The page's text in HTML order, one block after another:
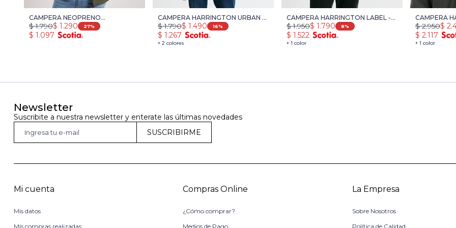
CAMPERA NEOPRENO
NAVIGATOR - VERDE
$ 1.290
$ 1.790 27
$ 1.097
CAMPERA HARRINGTON URBAN -
VERDE
+ 2 colores
$ 1.490
$ 1.790 16
$ 1.267
CAMPERA HARRINGTON LABEL -
VERDE
+ 1 color
$ 1.790
$ 1.950 8
$ 1.522
CAMPERA
VERDE
+ 1 color
$
$ 2.950
$ 2.117
Newsletter
Suscribite a nuestra newsletter y enterate las últimas novedades
SUSCRIBIRME
Mi cuenta
Mis datos
Mis compras realizadas
Compras Online
¿Cómo comprar?
Medios de Pago
La Empresa
Sobre Nosotros
Política de Calidad